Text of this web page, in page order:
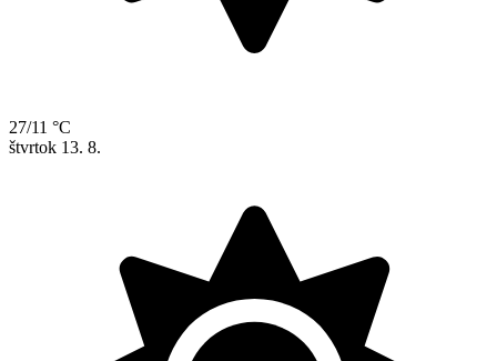
27/11 °C
štvrtok 13. 8.